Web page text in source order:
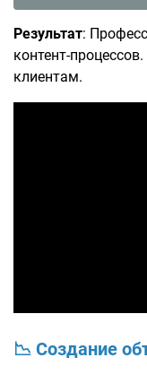
Результат:
контент-
клиентам.
📉 Создание